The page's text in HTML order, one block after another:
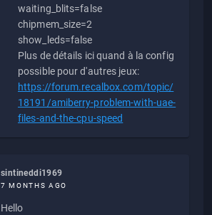
waiting_blits=false
chipmem_size=2
show_leds=false
Plus de détails ici quand à la config
possible pour d'autres jeux:
https://forum.recalbox.com/topic/
18191/amiberry-problem-with-uae-
files-and-the-cpu-speed
sintineddi1969
7 MONTHS AGO
Hello